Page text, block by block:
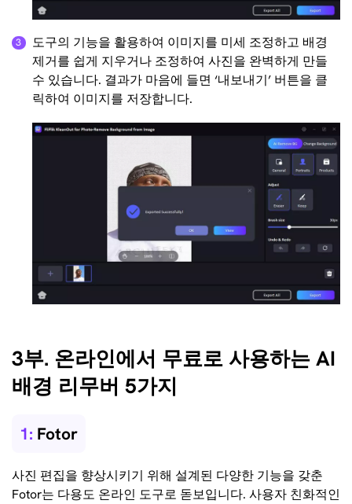
도구의 기능을 활용하여 이미지를 미세 조정하고 배경
제거를 쉽게 지우거나 조정하여 사진을 완벽하게 만들
수 있습니다. 결과가 마음에 들면 ‘내보내기’ 버튼을 클
릭하여 이미지를 저장합니다.
3부. 온라인에서 무료로 사용하는 AI
배경 리무버 5가지
1: Fotor
사진 편집을 향상시키기 위해 설계된 다양한 기능을 갖춘
Fotor는 다용도 온라인 도구로 돋보입니다. 사용자 친화적인